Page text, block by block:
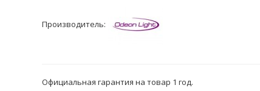
Производитель:
Официальная гарантия на товар 1 год.